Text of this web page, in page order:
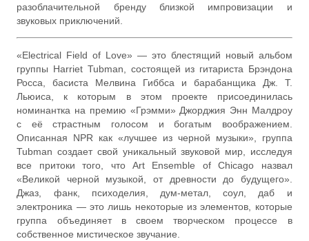
разоблачительной бренду близкой импровизации и
звуковых приключений.
«Electrical Field of Love» — это блестящий новый альбом
группы Harriet Tubman, состоящей из гитариста Брэндона
Росса, басиста Мелвина Гиббса и барабанщика Дж. Т.
Льюиса, к которым в этом проекте присоединилась
номинантка на премию «Грэмми» Джорджия Энн Малдроу
с её страстным голосом и богатым воображением.
Описанная NPR как «лучшее из черной музыки», группа
Tubman создает свой уникальный звуковой мир, исследуя
все притоки того, что Art Ensemble of Chicago назвал
«Великой черной музыкой, от древности до будущего».
Джаз, фанк, психоделия, дум-метал, соул, даб и
электроника — это лишь некоторые из элементов, которые
группа объединяет в своем творческом процессе в
собственное мистическое звучание.